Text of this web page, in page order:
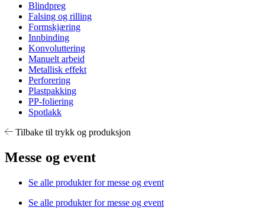
Blindpreg
Falsing og rilling
Formskjæring
Innbinding
Konvoluttering
Manuelt arbeid
Metallisk effekt
Perforering
Plastpakking
PP-foliering
Spotlakk
Tilbake til trykk og produksjon
Messe og event
Se alle produkter for messe og event
Se alle produkter for messe og event